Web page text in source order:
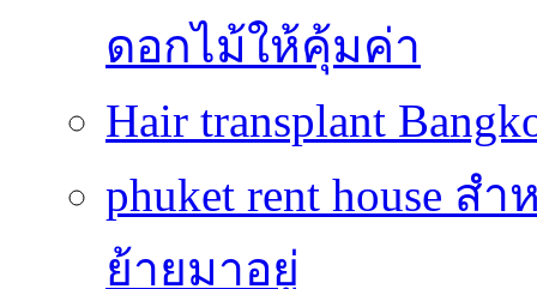
ดอกไม้ให้คุ้มค่า
Hair transplant
phuket rent house
ย้ายมาอยู่